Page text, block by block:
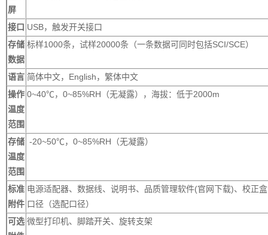
屏
接口 USB，触发开关接口
存储
数据
标样1000条，试样20000条（一条数据可同时包括SCI/SCE）
语言 简体中文，English，繁体中文
操作
温度
范围
0~40℃，0~85%RH（无凝露），海拔：低于2000m
存储
温度
范围
-20~50℃，0~85%RH（无凝露）
标准
附件
电源适配器、数据线、说明书、品质管理软件(官网下载)、校正
口径（选配口径）
可选 微型打印机、脚踏开关、旋转支架